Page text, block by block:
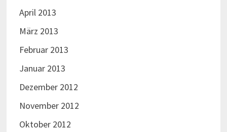
April 2013
März 2013
Februar 2013
Januar 2013
Dezember 2012
November 2012
Oktober 2012